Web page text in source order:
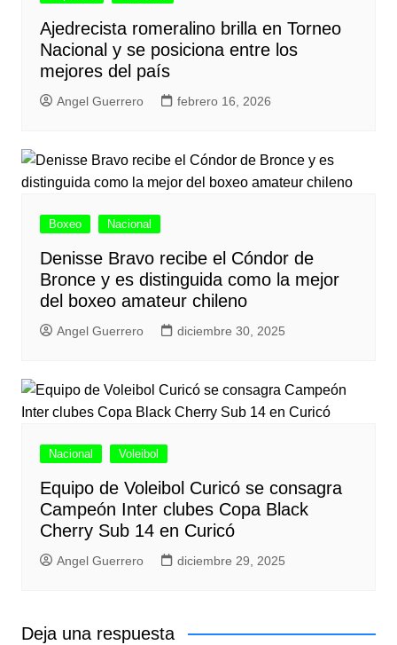
Ajedrecista romeralino brilla en Torneo
Nacional y se posiciona entre los
mejores del país
Angel Guerrero febrero 16, 2026
Boxeo Nacional
Denisse Bravo recibe el Cóndor de
Bronce y es distinguida como la mejor
del boxeo amateur chileno
Angel Guerrero diciembre 30, 2025
Nacional Voleibol
Equipo de Voleibol Curicó se consagra
Campeón Inter clubes Copa Black
Cherry Sub 14 en Curicó
Angel Guerrero diciembre 29, 2025
Deja una respuesta